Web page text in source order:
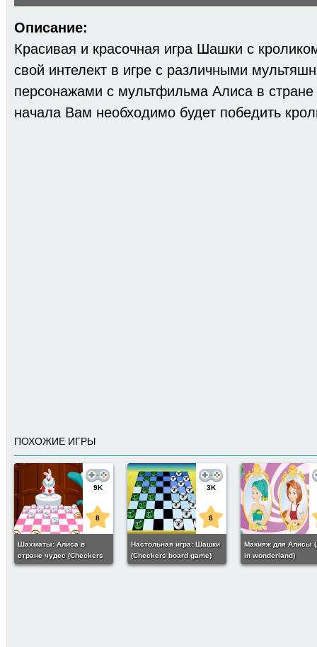
Описание:
Красивая и красочная игра Шашки с
свой интелект в игре с различными
персонажами с мультфильма Алиса в
начала Вам необходимо будет победить
ПОХОЖИЕ ИГРЫ
9K
8
Шахматы: Алиса в
стране чудес (Checkers
of Alice in Wonderland)
3K
8
Настольная игра: Шашки
(Checkers board game)
Макияж для Алисы
in wonderland)